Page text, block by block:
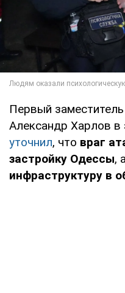
Первый
Александр Харлов
уточнил, что враг
застройку Одессы,
инфраструктуру в